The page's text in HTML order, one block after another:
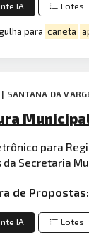
IA Lotes
para caneta
SANTANA DA
Municipal
para
da Secretaria
de
IA Lotes